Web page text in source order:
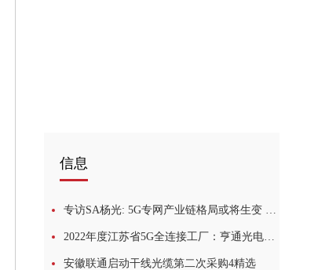
信息
专访SA杨光: 5G专网产业链格局或将生变 监管工作任重道远0全球新要闻
2022年度江苏省5G全连接工厂：亨通光电入选
安徽联通启动干线光缆第二次采购4精选